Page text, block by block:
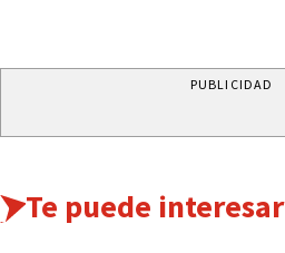
PUBLICIDAD
Te puede interesar